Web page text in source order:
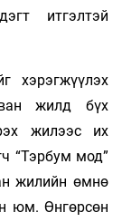
итгэлтэй
хэрэгжүүлэх
жилд бүх
жилээс их
“Тэрбум мод”
жилийн өмнө
юм. Өнгөрсөн